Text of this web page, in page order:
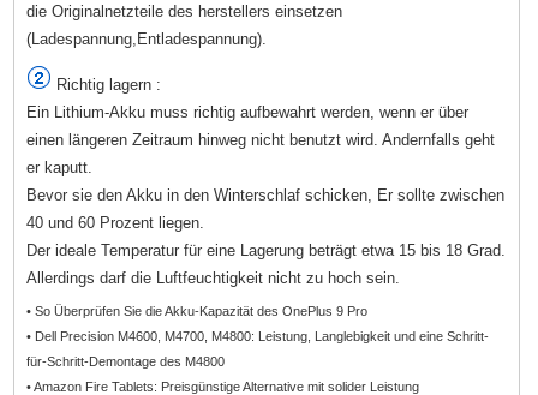
die Originalnetzteile des herstellers einsetzen
(Ladespannung,Entladespannung).
Richtig lagern :
Ein Lithium-Akku muss richtig aufbewahrt werden, wenn er über
einen längeren Zeitraum hinweg nicht benutzt wird. Andernfalls geht
er kaputt.
Bevor sie den Akku in den Winterschlaf schicken, Er sollte zwischen
40 und 60 Prozent liegen.
Der ideale Temperatur für eine Lagerung beträgt etwa 15 bis 18 Grad.
Allerdings darf die Luftfeuchtigkeit nicht zu hoch sein.
• So Überprüfen Sie die Akku-Kapazität des OnePlus 9 Pro
• Dell Precision M4600, M4700, M4800: Leistung, Langlebigkeit und eine Schritt-
für-Schritt-Demontage des M4800
• Amazon Fire Tablets: Preisgünstige Alternative mit solider Leistung